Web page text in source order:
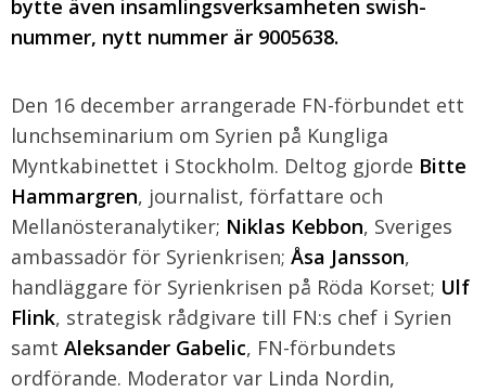
bytte även insamlingsverksamheten swish-
nummer, nytt nummer är 9005638.
Den 16 december arrangerade FN-förbundet ett
lunchseminarium om Syrien på Kungliga
Myntkabinettet i Stockholm. Deltog gjorde Bitte
Hammargren, journalist, författare och
Mellanösteranalytiker; Niklas Kebbon, Sveriges
ambassadör för Syrienkrisen; Åsa Jansson,
handläggare för Syrienkrisen på Röda Korset; Ulf
Flink, strategisk rådgivare till FN:s chef i Syrien
samt Aleksander Gabelic, FN-förbundets
ordförande. Moderator var Linda Nordin,